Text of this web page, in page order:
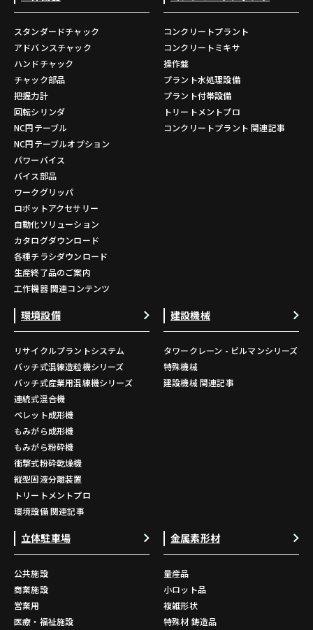
スタンダードチャック
アドバンスチャック
ハンドチャック
チャック部品
把握力計
回転シリンダ
NC円テーブル
NC円テーブルオプション
パワーバイス
バイス部品
ワークグリッパ
ロボットアクセサリー
自動化ソリューション
カタログダウンロード
各種チラシダウンロード
生産終了品のご案内
工作機器 関連コンテンツ
コンクリートプラント
コンクリートミキサ
操作盤
プラント水処理設備
プラント付帯設備
トリートメントプロ
コンクリートプラント 関連記事
環境設備
リサイクルプラントシステム
バッチ式混練造粒機シリーズ
バッチ式産業用混練機シリーズ
連続式混合機
ペレット成形機
もみがら成形機
もみがら粉砕機
衝撃式粉砕乾燥機
縦型固液分離装置
トリートメントプロ
環境設備 関連記事
建設機械
タワークレーン - ビルマンシリーズ
特殊機械
建設機械 関連記事
立体駐車場
公共施設
商業施設
営業用
医療・福祉施設
金属素形材
量産品
小ロット品
複雑形状
特殊材 鋳造品